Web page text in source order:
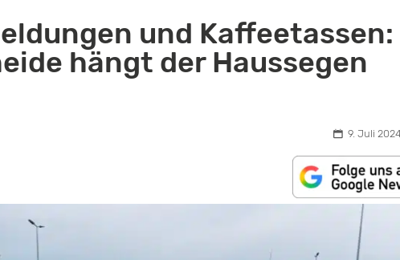
und Kaffeetassen:
hängt der Haussegen
9. Juli